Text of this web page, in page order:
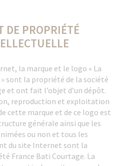
DE PROPRIÉTÉ
la marque et le logo « La
» sont la propriété de la société
et ont fait l’objet d’un dépôt.
reproduction et exploitation
cette marque et de ce logo est
générale ainsi que les
ou non et tous les
du site Internet sont la
France Bati Courtage. La